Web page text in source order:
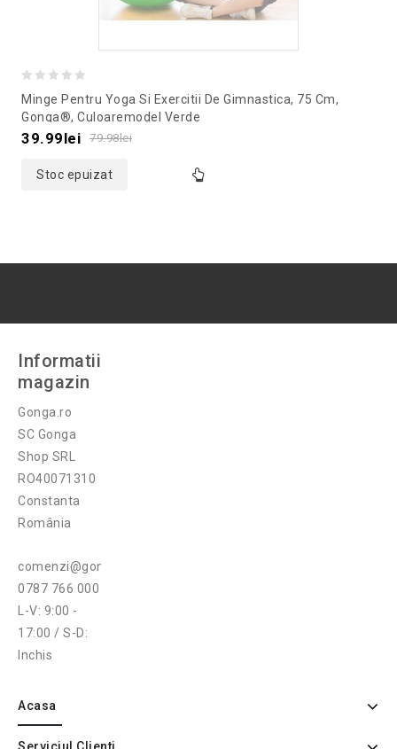
out
of
Minge Pentru Yoga Si Exercitii De Gimnastica, 75 Cm,
Gonga®, Culoaremodel Verde
79.98lei
39.99lei
Stoc epuizat
Informatii
magazin
Gonga.ro
SC Gonga
Shop SRL
RO40071310
Constanta
România
comenzi@gonga.ro
0787 766 000
L-V: 9:00 -
17:00 / S-D:
Inchis
Acasa